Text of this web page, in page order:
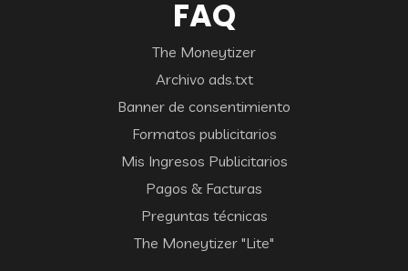
FAQ
The Moneytizer
Archivo ads.txt
Banner de consentimiento
Formatos publicitarios
Mis Ingresos Publicitarios
Pagos & Facturas
Preguntas técnicas
The Moneytizer "Lite"